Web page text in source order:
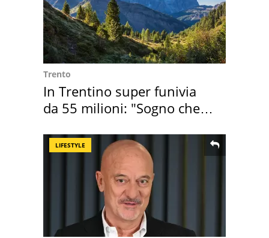
Trento
In Trentino super funivia
da 55 milioni: "Sogno che si
LIFESTYLE